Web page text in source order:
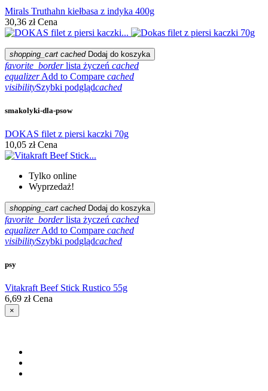
Mirals Truthahn kiełbasa z indyka 400g
30,36 zł Cena
shopping_cart cached Dodaj do koszyka
favorite_border lista życzeń cached
equalizer Add to Compare cached
visibilitySzybki podglądcached
smakolyki-dla-psow
DOKAS filet z piersi kaczki 70g
10,05 zł Cena
Tylko online
Wyprzedaż!
shopping_cart cached Dodaj do koszyka
favorite_border lista życzeń cached
equalizer Add to Compare cached
visibilitySzybki podglądcached
psy
Vitakraft Beef Stick Rustico 55g
6,69 zł Cena
×